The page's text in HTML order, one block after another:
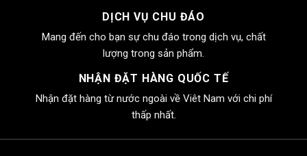
DỊCH VỤ CHU ĐÁO
Mang đến cho bạn sự chu đáo trong dịch vụ, chất
lượng trong sản phẩm.
NHẬN ĐẶT HÀNG QUỐC TẾ
Nhận đặt hàng từ nước ngoài về Viêt Nam với chi phí
thấp nhất.